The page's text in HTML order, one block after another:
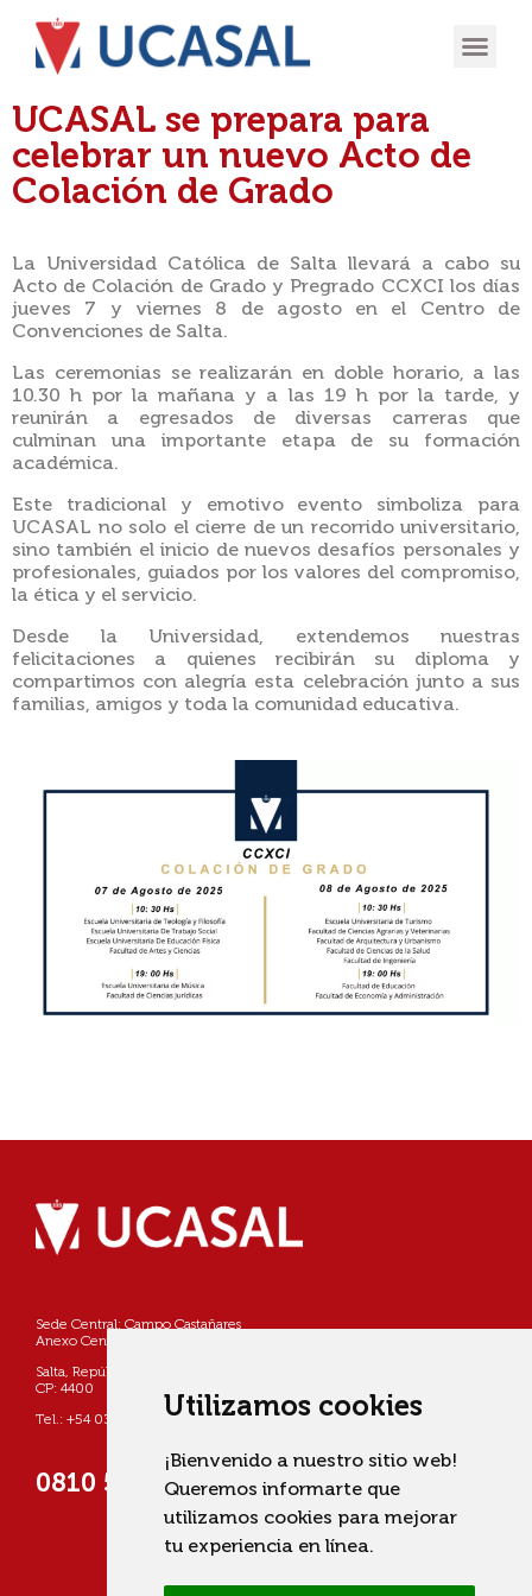
Utilizamos cookies
¡Bienvenido a nuestro sitio web!
Queremos informarte que
utilizamos cookies para mejorar
tu experiencia en línea.
UCASAL se prepara para
celebrar un nuevo Acto de
Colación de Grado
La Universidad Católica de Salta llevará a cabo su
Acto de Colación de Grado y Pregrado CCXCI los días
jueves 7 y viernes 8 de agosto en el Centro de
Convenciones de Salta.
Las ceremonias se realizarán en doble horario, a las
10.30 h por la mañana y a las 19 h por la tarde, y
reunirán a egresados de diversas carreras que
culminan una importante etapa de su formación
académica.
Este tradicional y emotivo evento simboliza para
UCASAL no solo el cierre de un recorrido universitario,
sino también el inicio de nuevos desafíos personales y
profesionales, guiados por los valores del compromiso,
la ética y el servicio.
Desde la Universidad, extendemos nuestras
felicitaciones a quienes recibirán su diploma y
compartimos con alegría esta celebración junto a sus
familias, amigos y toda la comunidad educativa.
Sede Central: Campo Castañares
Anexo Centro: Pellegrini 790
Salta, República Argentina
CP: 4400
Tel.: +54 0387 4268800
0810 555 822725 (UCASAL)